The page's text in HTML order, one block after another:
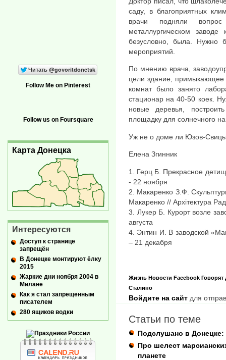
саду, в благоприятных
врачи подняли
металлургическом
безусловно, была. Нужно
мероприятий.
По мнению врача,
цели здание, примыкающее
комнат было занято
стационар на 40-50 коек.
новые деревья,
площадку для солнечного
Уж не о доме ли Юзов-
Елена Згинник
1. Герц Б. Прекрасное
- 22 ноября
2. Макаренко З.Ф.
Макаренко // Архітектура
3. Лукер Б. Курорт возле
августа
4. Энтин И. В заводской
– 21 декабря
Жизнь Новости Facebook Говорят
Сталино
Войдите на сайт для
Статьи по теме
Подслушано в
Про шелест
планете
Follow Me on Pinterest
Follow us on Foursquare
Карта Донецка
Интересуются
Доступ к странице
запрещён
В Донецке монтируют ёлку
2015
Жаркие дни ноября 2004 в
Милане
Как я стал запрещенным
писателем
280 ящиков водки